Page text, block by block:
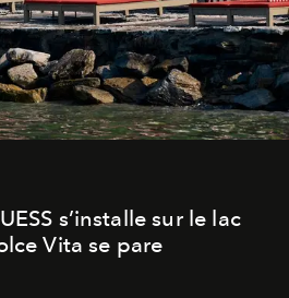
s’installe sur le lac
Vita se pare